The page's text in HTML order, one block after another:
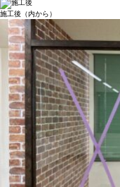
施工後（内から）